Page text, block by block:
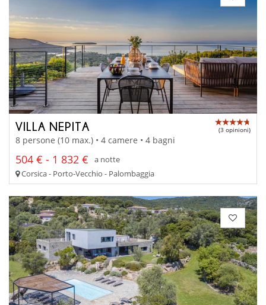
VILLA NEPITA (3 opinioni)
8 persone (10 max.) • 4 camere • 4 bagni
504 € - 1 832 €
a notte
Corsica - Porto-Vecchio - Palombaggia